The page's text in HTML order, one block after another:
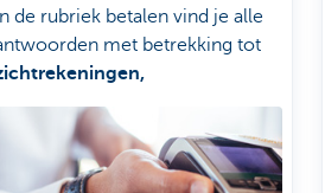
In de rubriek betalen vind je alle
met betrekking tot
zelf bankieren
en andere extra diensten.